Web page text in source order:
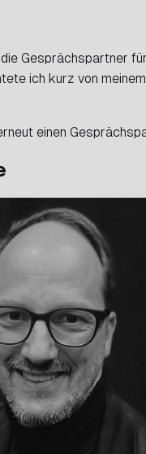
Gesprächspartner
ich kurz von
einen